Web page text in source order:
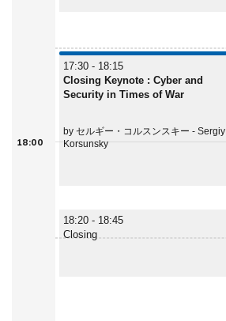
18:00
17:30 - 18:15
Closing Keynote : Cyber and
Security in Times of War
by セルギー・コルスンスキー - Sergiy
Korsunsky
18:20 - 18:45
Closing